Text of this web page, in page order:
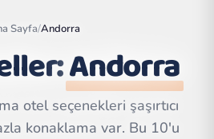
Sayfa/Andorra
Andorra
otel seçenekleri şaşırtıcı
konaklama var. Bu 10'u